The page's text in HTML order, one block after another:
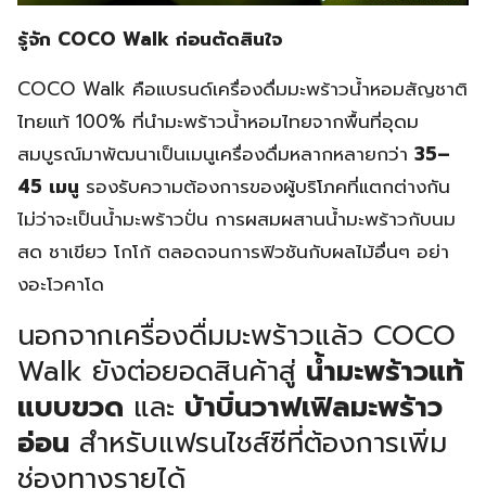
รู้จัก COCO Walk ก่อนตัดสินใจ
COCO Walk คือแบรนด์เครื่องดื่มมะพร้าวน้ำหอมสัญชาติ
ไทยแท้ 100% ที่นำมะพร้าวน้ำหอมไทยจากพื้นที่อุดม
สมบูรณ์มาพัฒนาเป็นเมนูเครื่องดื่มหลากหลายกว่า 35–
45 เมนู รองรับความต้องการของผู้บริโภคที่แตกต่างกัน
ไม่ว่าจะเป็นน้ำมะพร้าวปั่น การผสมผสานน้ำมะพร้าวกับนม
สด ชาเขียว โกโก้ ตลอดจนการฟิวชันกับผลไม้อื่นๆ อย่า
งอะโวคาโด
นอกจากเครื่องดื่มมะพร้าวแล้ว COCO
Walk ยังต่อยอดสินค้าสู่ น้ำมะพร้าวแท้
แบบขวด และ บ้าบิ่นวาฟเฟิลมะพร้าว
อ่อน สำหรับแฟรนไชส์ซีที่ต้องการเพิ่ม
ช่องทางรายได้